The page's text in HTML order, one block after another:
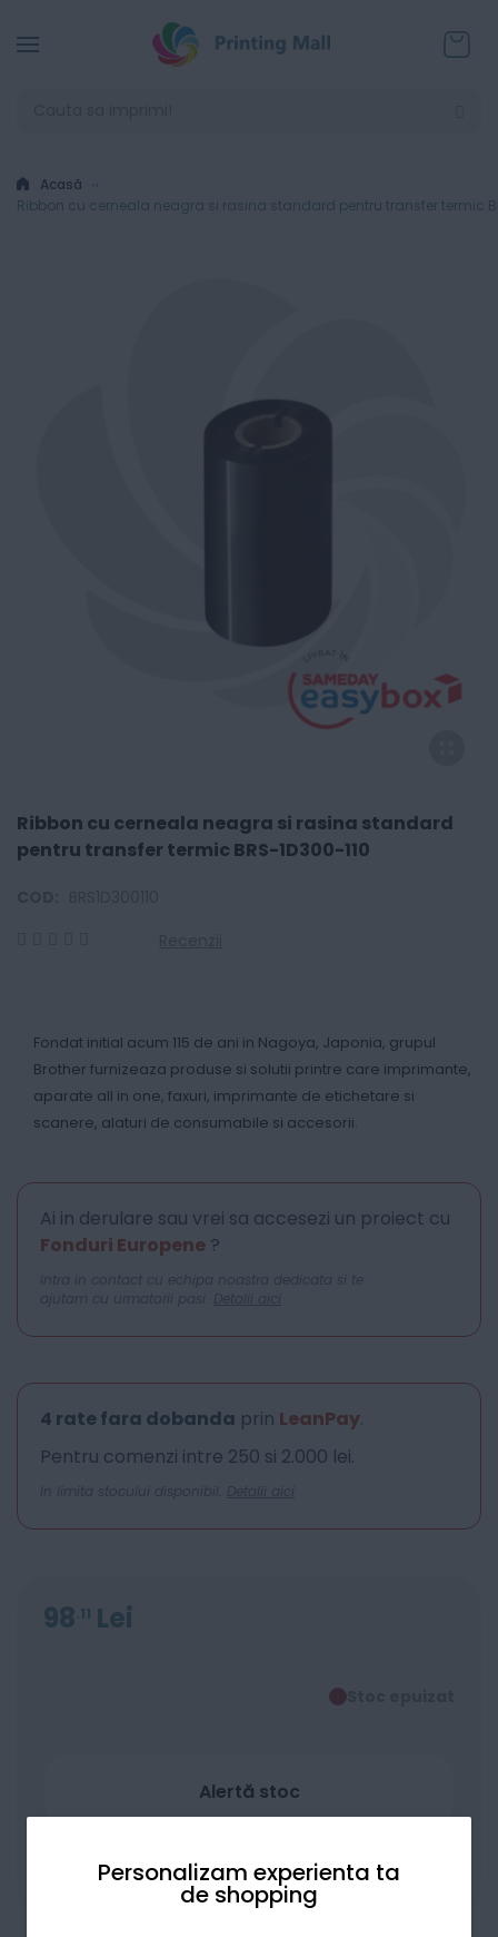
Personalizam experienta ta
de shopping
Acasă
Ribbon cu cerneala neagra si rasina standard pentru transfer termic
Ribbon cu cerneala neagra si rasina standard
pentru transfer termic BRS-1D300-110
Fondat initial acum 115 de ani in Nagoya, Japonia, grupul
Brother furnizeaza produse si solutii printre care imprimante,
aparate all in one, faxuri, imprimante de etichetare si
scanere, alaturi de consumabile si accesorii.
Ai in derulare sau vrei sa accesezi un proiect cu
Fonduri Europene ?
Intra in contact cu echipa noastra dedicata si te
ajutam cu urmatorii pasi. Detalii aici
4 rate fara dobanda prin LeanPay.
Pentru comenzi intre 250 si 2.000 lei.
In limita stocului disponibil. Detalii aici
98 11 Lei
Alertă stoc
Adaugă la favorite Compară